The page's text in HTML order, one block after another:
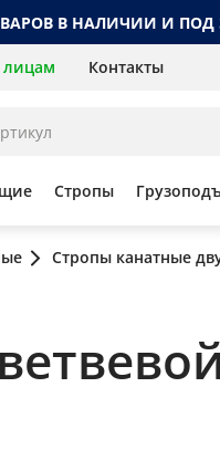
В НАЛИЧИИ И
Контакты
Стропы
Стропы канатные